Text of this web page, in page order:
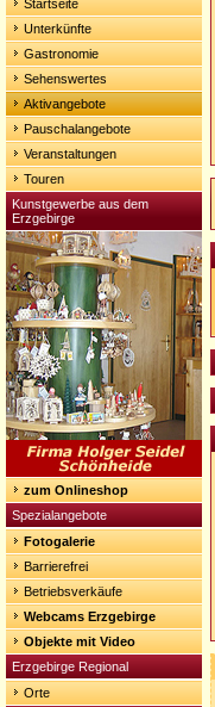
Startseite
Unterkünfte
Gastronomie
Sehenswertes
Aktivangebote
Pauschalangebote
Veranstaltungen
Touren
Kunstgewerbe aus dem
Erzgebirge
zum Onlineshop
Spezialangebote
Fotogalerie
Barrierefrei
Betriebsverkäufe
Webcams Erzgebirge
Objekte mit Video
Erzgebirge Regional
Orte